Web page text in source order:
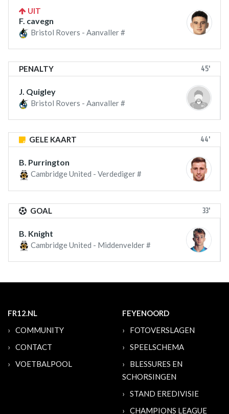
UIT
F. cavegn
Bristol Rovers - Aanvaller #
PENALTY 45'
J. Quigley
Bristol Rovers - Aanvaller #
GELE KAART 44'
B. Purrington
Cambridge United - Verdediger #
GOAL 33'
B. Knight
Cambridge United - Middenvelder #
FR12.NL
COMMUNITY
CONTACT
VOETBALPOOL
FEYENOORD
FOTOVERSLAGEN
SPEELSCHEMA
BLESSURES EN
SCHORSINGEN
STAND EREDIVISIE
CHAMPIONS LEAGUE